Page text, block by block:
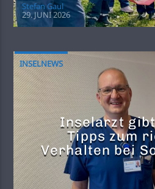
Stefan Gaul
29. JUNI 2026
INSELNEWS
Inselarzt
Tipps zum
Verhalten bei